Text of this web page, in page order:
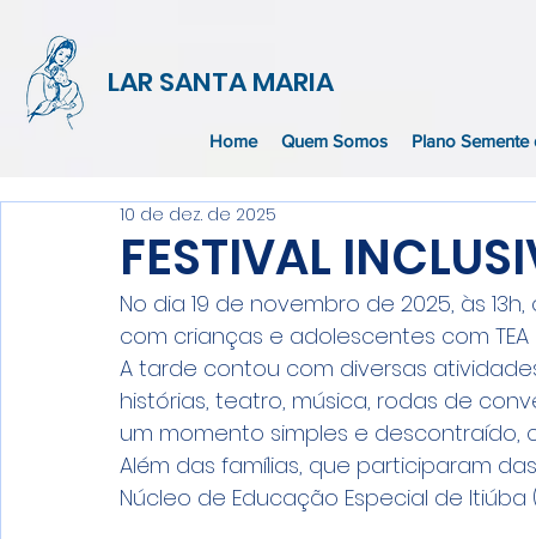
LAR SANTA MARIA
Home Quem Somos Plano Semente
FESTIVAL
10 de dez. de 2025
No dia 19 de novembro de 2025, às
com crianças e adolescentes com TEA
A tarde contou com diversas
histórias, teatro, música, rodas de
um momento simples e descontraído,
Além das famílias, que participaram
Núcleo de Educação Especial de